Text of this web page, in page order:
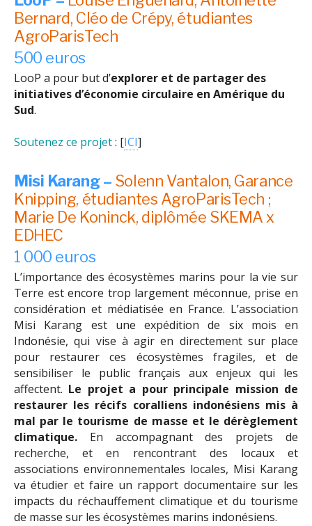
Bernard, Cléo de Crépy, étudiantes
AgroParisTech
500 euros
LooP a pour but d’explorer et de partager des
initiatives d’économie circulaire en Amérique du
Sud.
Soutenez ce projet: [ICI]
Misi Karang – Solenn Vantalon, Garance
Knipping, étudiantes AgroParisTech ;
Marie De Koninck, diplômée SKEMA x
EDHEC
1 000 euros
L’importance des écosystèmes marins pour la vie sur
Terre est encore trop largement méconnue, prise en
considération et médiatisée en France. L’association
Misi Karang est une expédition de six mois en
Indonésie, qui vise à agir en directement sur place
pour restaurer ces écosystèmes fragiles, et de
sensibiliser le public français aux enjeux qui les
affectent. Le projet a pour principale mission de
restaurer les récifs coralliens indonésiens mis à
mal par le tourisme de masse et le dérèglement
climatique. En accompagnant des projets de
recherche, et en rencontrant des locaux et
associations environnementales locales, Misi Karang
va étudier et faire un rapport documentaire sur les
impacts du réchauffement climatique et du tourisme
de masse sur les écosystèmes marins indonésiens.